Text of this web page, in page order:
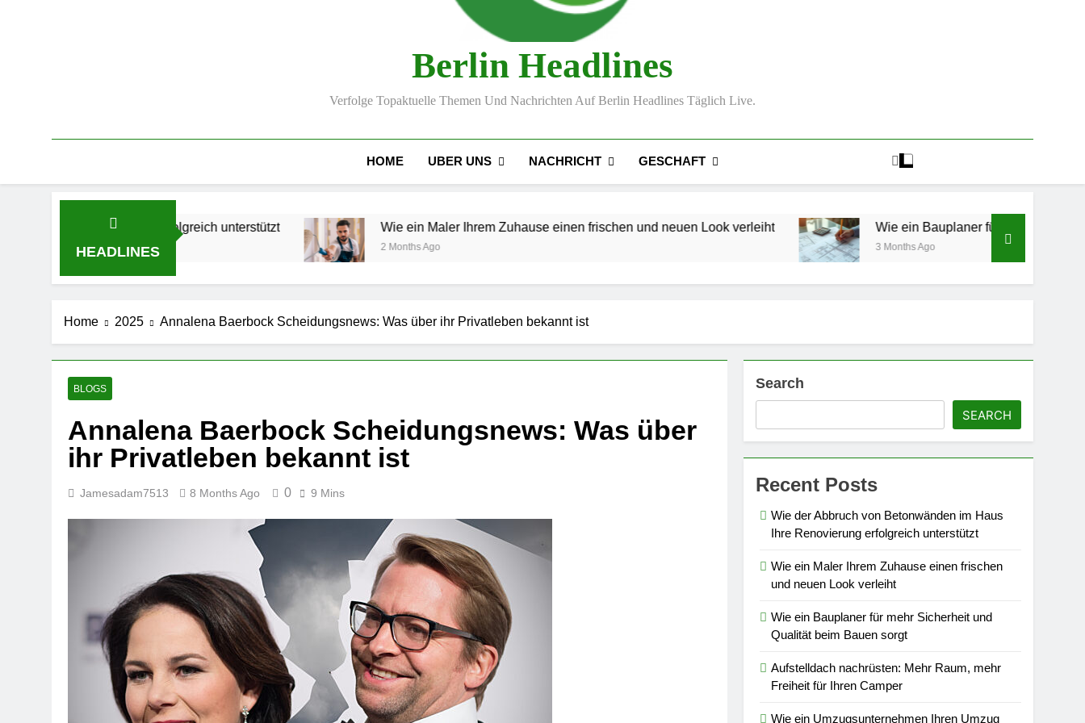
Berlin Headlines
Verfolge Topaktuelle Themen Und Nachrichten Auf Berlin Headlines Täglich Live.
HOME UBER UNS NACHRICHT GESCHAFT
HEADLINES
erfolgreich unterstützt Wie ein Maler Ihrem Zuhause einen frischen und neuen Look verleiht
2 Months Ago
Wie ein Bauplaner für mehr Sicherheit und Qualität
3 Months Ago
Home 2025 Annalena Baerbock Scheidungsnews: Was über ihr Privatleben bekannt ist
BLOGS
Annalena Baerbock Scheidungsnews: Was über
ihr Privatleben bekannt ist
Jamesadam7513 8 Months Ago 0 9 Mins
Search
SEARCH
Recent Posts
Wie der Abbruch von Betonwänden im Haus
Ihre Renovierung erfolgreich unterstützt
Wie ein Maler Ihrem Zuhause einen frischen
und neuen Look verleiht
Wie ein Bauplaner für mehr Sicherheit und
Qualität beim Bauen sorgt
Aufstelldach nachrüsten: Mehr Raum, mehr
Freiheit für Ihren Camper
Wie ein Umzugsunternehmen Ihren Umzug